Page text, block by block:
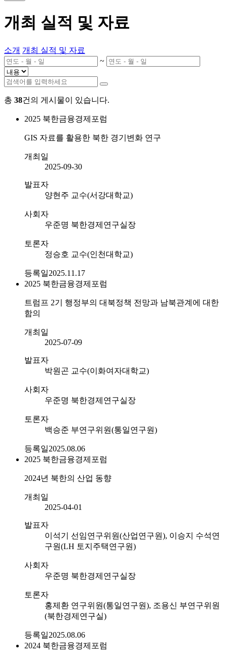
개최 실적 및 자료
소개 개최 실적 및 자료
~
총 38건의 게시물이 있습니다.
2025 북한금융경제포럼
GIS 자료를 활용한 북한 경기변화 연구
개최일
2025-09-30
발표자
양현주 교수(서강대학교)
사회자
우준명 북한경제연구실장
토론자
정승호 교수(인천대학교)
등록일2025.11.17
2025 북한금융경제포럼
트럼프 2기 행정부의 대북정책 전망과 남북관계에 대한
함의
개최일
2025-07-09
발표자
박원곤 교수(이화여자대학교)
사회자
우준명 북한경제연구실장
토론자
백승준 부연구위원(통일연구원)
등록일2025.08.06
2025 북한금융경제포럼
2024년 북한의 산업 동향
개최일
2025-04-01
발표자
이석기 선임연구위원(산업연구원), 이승지 수석연
구원(LH 토지주택연구원)
사회자
우준명 북한경제연구실장
토론자
홍제환 연구위원(통일연구원), 조용신 부연구위원
(북한경제연구실)
등록일2025.08.06
2024 북한금융경제포럼